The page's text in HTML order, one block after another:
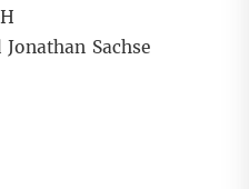
Sachse